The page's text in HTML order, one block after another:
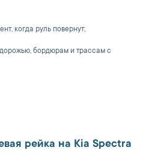
когда руль повернут;
бордюрам и трассам с
рейка на Kia Spectra